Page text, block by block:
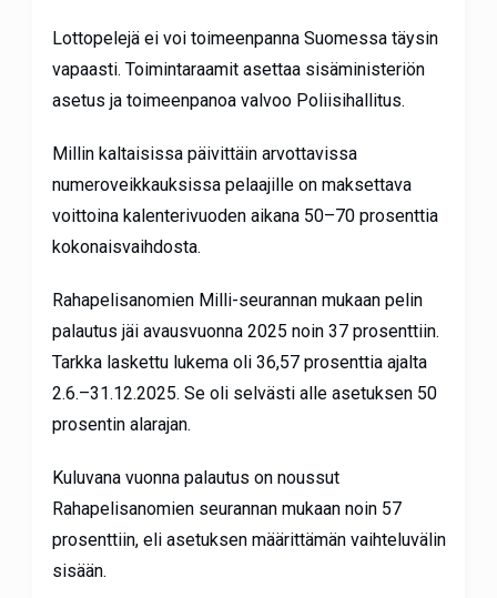
Lottopelejä ei voi toimeenpanna Suomessa täysin
vapaasti. Toimintaraamit asettaa sisäministeriön
asetus ja toimeenpanoa valvoo Poliisihallitus.
Millin kaltaisissa päivittäin arvottavissa
numeroveikkauksissa pelaajille on maksettava
voittoina kalenterivuoden aikana 50–70 prosenttia
kokonaisvaihdosta.
Rahapelisanomien Milli-seurannan mukaan pelin
palautus jäi avausvuonna 2025 noin 37 prosenttiin.
Tarkka laskettu lukema oli 36,57 prosenttia ajalta
2.6.–31.12.2025. Se oli selvästi alle asetuksen 50
prosentin alarajan.
Kuluvana vuonna palautus on noussut
Rahapelisanomien seurannan mukaan noin 57
prosenttiin, eli asetuksen määrittämän vaihteluvälin
sisään.